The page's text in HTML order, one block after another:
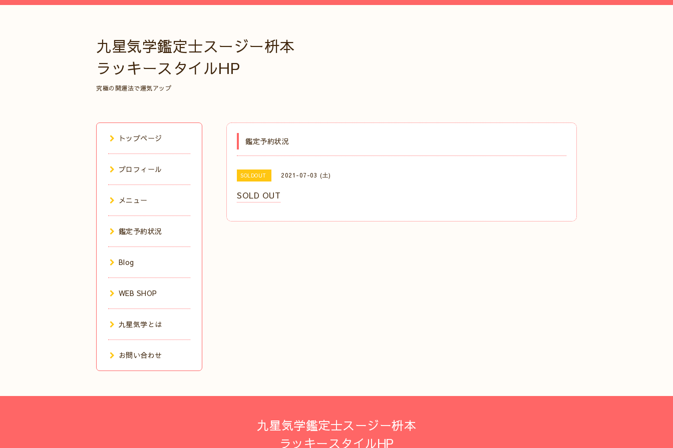
九星気学鑑定士スージー枡本
ラッキースタイルHP
究極の開運法で運気アップ
鑑定予約状況
SOLDOUT 2021-07-03 (土)
SOLD OUT
トップページ
プロフィール
メニュー
鑑定予約状況
Blog
WEB SHOP
九星気学とは
お問い合わせ
九星気学鑑定士スージー枡本
ラッキースタイルHP